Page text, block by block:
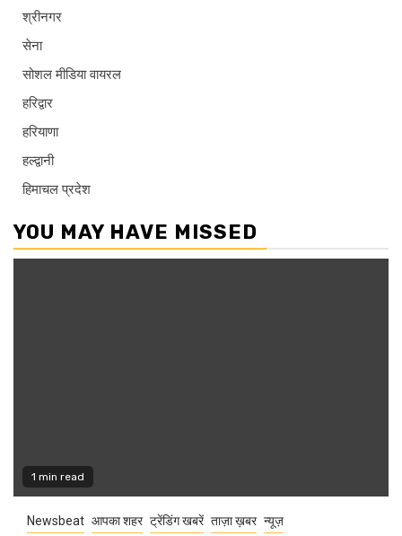
श्रीनगर
सेना
सोशल मीडिया वायरल
हरिद्वार
हरियाणा
हल्द्वानी
हिमाचल प्रदेश
YOU MAY HAVE MISSED
1 min read
Newsbeat आपका शहर ट्रेंडिंग खबरें ताज़ा ख़बर न्यूज़